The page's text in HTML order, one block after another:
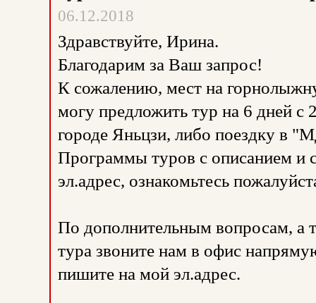
06.12.2018
Здравствуйте, Ирина.
Благодарим за Ваш запрос!
К сожалению, мест на
могу предложить тур на 6 дней с
городе Яньцзи, либо поездку в
Программы туров с описанием и
эл.адрес, ознакомьтесь
По дополнительным вопросам, а
тура звоните нам в офис
пишите на мой эл.адрес.